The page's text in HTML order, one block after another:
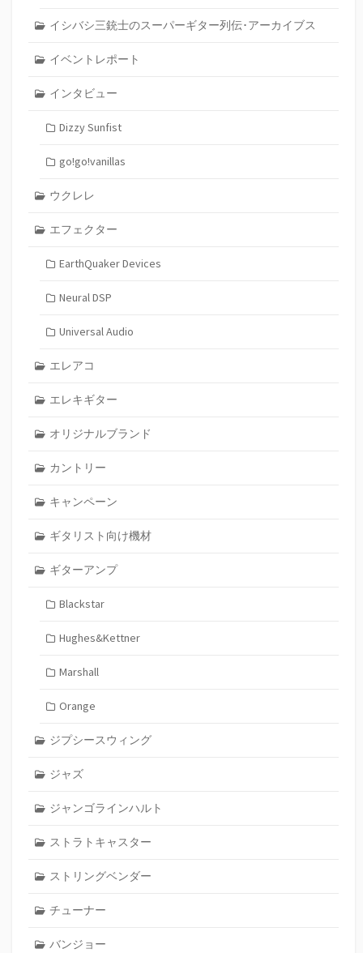
イシバシ三銃士のスーパーギター列伝･アーカイブス
イベントレポート
インタビュー
Dizzy Sunfist
go!go!vanillas
ウクレレ
エフェクター
EarthQuaker Devices
Neural DSP
Universal Audio
エレアコ
エレキギター
オリジナルブランド
カントリー
キャンペーン
ギタリスト向け機材
ギターアンプ
Blackstar
Hughes&Kettner
Marshall
Orange
ジプシースウィング
ジャズ
ジャンゴラインハルト
ストラトキャスター
ストリングベンダー
チューナー
バンジョー